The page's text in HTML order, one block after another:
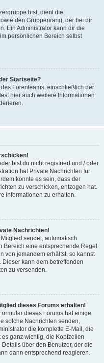
bist, dient die
den Gruppenrang, der bei dir
Ein Administrator kann dir die
persönlichen Bereich selbst
Startseite?
Forenteams, einschließlich der
hier auch weitere Informationen
bist du nicht registriert und / oder
hat Private Nachrichten für
könnte es sein, dass der
zu verschicken, entzogen hat.
Informationen zu erhalten.
Nachrichten!
sendet, automatisch
Bereich eine entsprechende Regel
von jemandem erhältst, so kannst
kann dem betreffenden
zu versenden.
dieses Forums erhalten!
dieses Forums hat einige
solche Nachrichten senden,
die komplette E-Mail, die
ganz wichtig, die Kopfzeilen
über den Benutzer, der die
dann entsprechend reagieren.